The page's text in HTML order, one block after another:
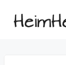
Inhalt